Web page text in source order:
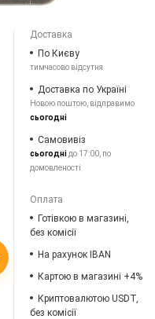
Доставка
По Києву
тимчасово відсутня
Доставка по Україні
Новою поштою, відправимо
сьогодні
Самовивіз
сьогоднідо 17:00, по
домовленості
Оплата
Готівкою в магазині,
без комісії
На рахунок IBAN
Картою в магазині +4%
Криптовалютою USDT,
без комісії